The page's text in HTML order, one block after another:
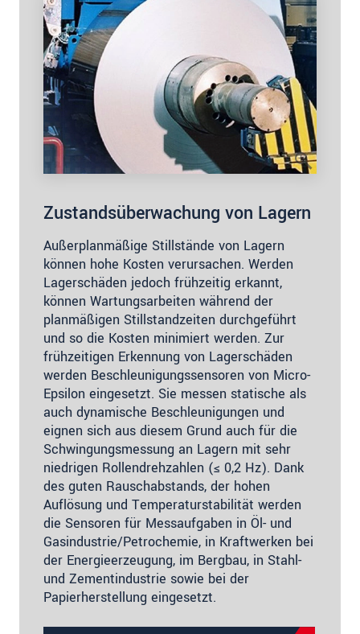
Zustandsüberwachung von Lagern
Außerplanmäßige Stillstände von Lagern
können hohe Kosten verursachen. Werden
Lagerschäden jedoch frühzeitig erkannt,
können Wartungsarbeiten während der
planmäßigen Stillstandzeiten durchgeführt
und so die Kosten minimiert werden. Zur
frühzeitigen Erkennung von Lagerschäden
werden Beschleunigungssensoren von Micro-
Epsilon eingesetzt. Sie messen statische als
auch dynamische Beschleunigungen und
eignen sich aus diesem Grund auch für die
Schwingungsmessung an Lagern mit sehr
niedrigen Rollendrehzahlen (≤ 0,2 Hz). Dank
des guten Rauschabstands, der hohen
Auflösung und Temperaturstabilität werden
die Sensoren für Messaufgaben in Öl- und
Gasindustrie/Petrochemie, in Kraftwerken bei
der Energieerzeugung, im Bergbau, in Stahl-
und Zementindustrie sowie bei der
Papierherstellung eingesetzt.